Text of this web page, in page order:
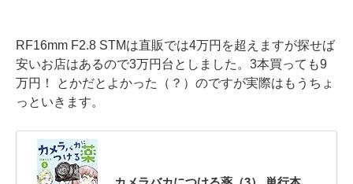
RF16mm F2.8 STMは直販では4万円を超えますが探せば
安いお店はあるので3万円台としました。3本買っても9
万円！ とかだとよかった（？）のですが実際はもうちょ
っといきます。